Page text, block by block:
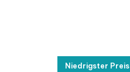
Niedrigster Preis